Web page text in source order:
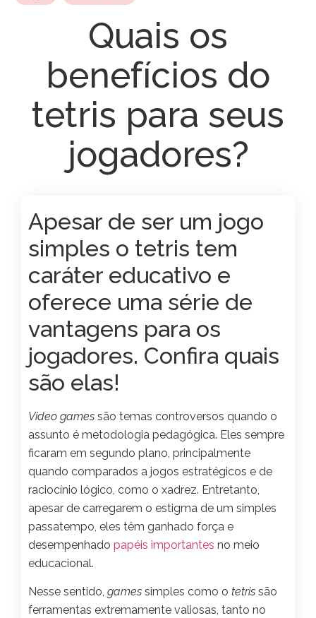
Quais os
benefícios do
tetris para seus
jogadores?
Apesar de ser um jogo
simples o tetris tem
caráter educativo e
oferece uma série de
vantagens para os
jogadores. Confira quais
são elas!
Video games são temas controversos quando o
assunto é metodologia pedagógica. Eles sempre
ficaram em segundo plano, principalmente
quando comparados a jogos estratégicos e de
raciocínio lógico, como o xadrez. Entretanto,
apesar de carregarem o estigma de um simples
passatempo, eles têm ganhado força e
desempenhado papéis importantes no meio
educacional.
Nesse sentido, games simples como o tetris são
ferramentas extremamente valiosas, tanto no